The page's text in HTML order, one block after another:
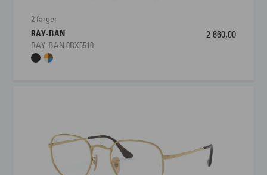
2 farger
RAY-BAN
RAY-BAN 0RX5510
2 660,00